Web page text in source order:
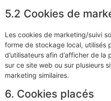
5.2 Cookies de
Les cookies de marketing/suivi
forme de stockage local, utilisés
d’utilisateurs afin d’afficher de la
sur ce site web ou sur plusieurs
marketing similaires.
6. Cookies placés